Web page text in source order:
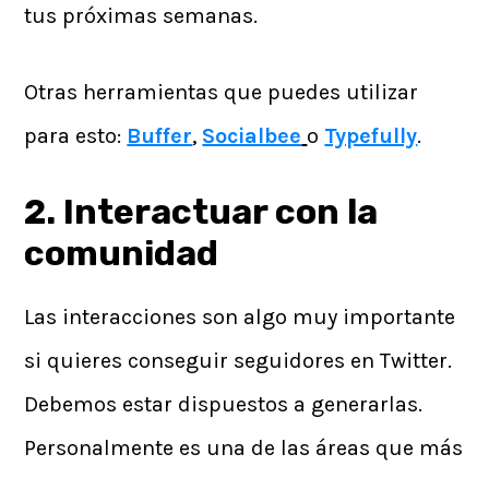
tus próximas semanas.
Otras herramientas que puedes utilizar
para esto: Buffer, Socialbee o Typefully.
2. Interactuar con la
comunidad
Las interacciones son algo muy importante
si quieres conseguir seguidores en Twitter.
Debemos estar dispuestos a generarlas.
Personalmente es una de las áreas que más